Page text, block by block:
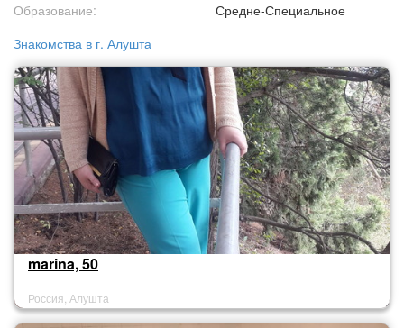
Образование:
Средне-Специальное
Знакомства в г. Алушта
marina, 50
Россия, Алушта